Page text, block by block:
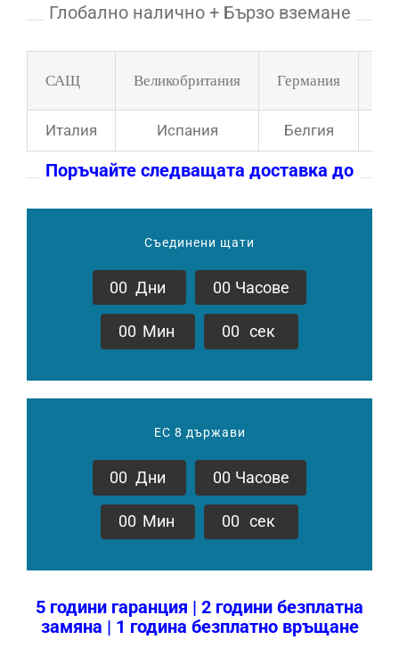
Глобално налично + Бързо вземане
САЩ Великобритания Германия
Италия Испания Белгия
Поръчайте следващата доставка до
Съединени щати
00 Дни 00 Часове
00 Мин 00 сек
ЕС 8 държави
00 Дни 00 Часове
00 Мин 00 сек
5 години гаранция | 2 години безплатна
замяна | 1 година безплатно връщане